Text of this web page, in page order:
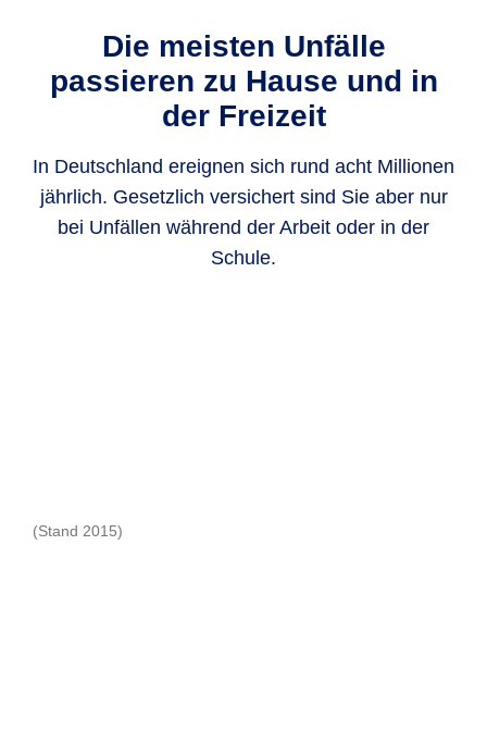
Die meisten Unfälle
passieren zu Hause und in
der Freizeit
In Deutschland ereignen sich rund acht Millionen
jährlich. Gesetzlich versichert sind Sie aber nur
bei Unfällen während der Arbeit oder in der
Schule.
(Stand 2015)